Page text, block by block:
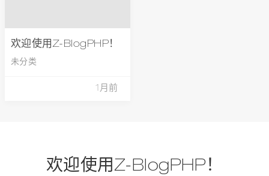
欢迎使用Z-BlogPHP！
未分类
1月前
欢迎使用Z-BlogPHP！